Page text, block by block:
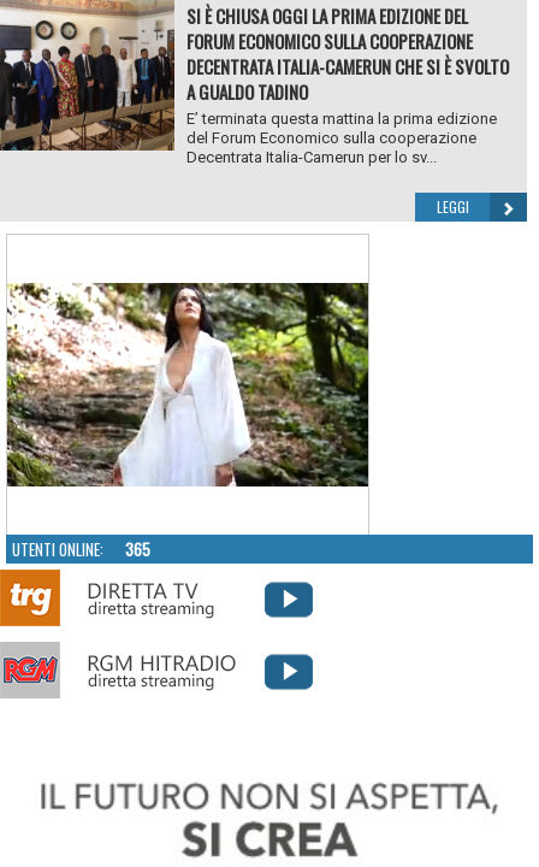
SI È CHIUSA OGGI LA PRIMA EDIZIONE DEL
FORUM ECONOMICO SULLA COOPERAZIONE
DECENTRATA ITALIA-CAMERUN CHE SI È SVOLTO
A GUALDO TADINO
E’ terminata questa mattina la prima edizione
del Forum Economico sulla cooperazione
Decentrata Italia-Camerun per lo sv...
LEGGI
UTENTI ONLINE: 365